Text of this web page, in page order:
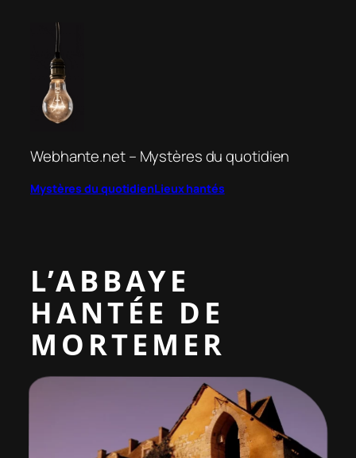
Webhante.net – Mystères du quotidien
Mystères du quotidienLieux hantés
L’ABBAYE
HANTÉE DE
MORTEMER